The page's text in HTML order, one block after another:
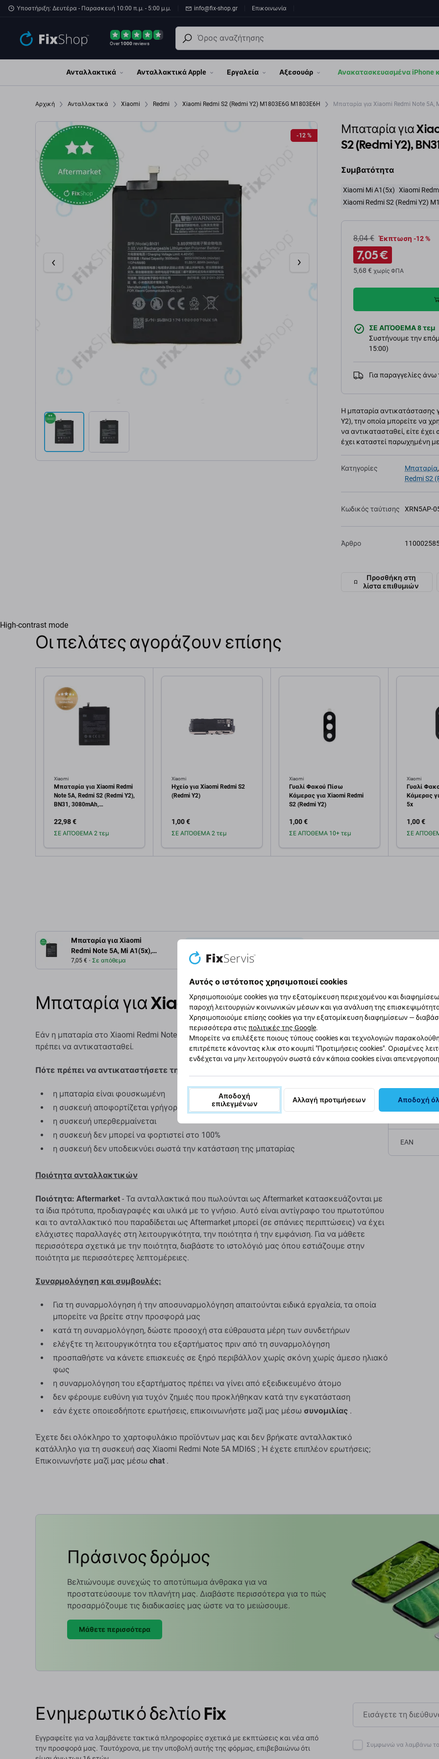
Παράβλεψη στο κύριο περιεχόμενο
Υποστήριξη: Δευτέρα - Παρασκευή 10:00 π.μ. - 5:00 μ.μ. info@fix-shop.gr Επικοινωνία
Over1000reviews
Ανταλλακτικά Ανταλλακτικά Apple Εργαλεία Αξεσουάρ Ανακατασκευασμένα iPhone
Αρχική Ανταλλακτικά Xiaomi Redmi Xiaomi Redmi S2 (Redmi Y2) M1803E6G M1803E6H Μπαταρία για Xiaomi Redmi Note 5A,
-12 %
-12 %
Μπαταρία για
S2 (Redmi Y2),
Συμβατότητα
Xiaomi Mi A1(5x) Xiaomi
Xiaomi Redmi S2 (Redmi Y2)
8,04 € Έκπτωση -12 %
7,05 €
5,68 € χωρίς ΦΠΑ
ΣΕ ΑΠΌΘΕΜΑ 8 τεμ
Συστήνουμε την
15:00)
Για παραγγελίες
Η μπαταρία αντικατάστασης
Y2), την οποία μπορείτε να
να αντικατασταθεί, είτε
έχει καταστεί παρωχημένη
Κατηγορίες Μπαταρία,
Redmi S2
Κωδικός ταύτισης XRN5AP-
Άρθρο
Προσθήκη στη
λίστα επιθυμιών
High-contrast mode
Οι πελάτες αγοράζουν επίσης
Xiaomi
Μπαταρία για Xiaomi Redmi
Note 5A, Redmi S2 (Redmi Y2),
BN31, 3080mAh,
22,98 €
ΣΕ ΑΠΌΘΕΜΑ 2 τεμ
Xiaomi
Ηχείο για Xiaomi Redmi S2
(Redmi Y2)
1,00 €
ΣΕ ΑΠΌΘΕΜΑ 2 τεμ
Xiaomi
Γυαλί Φακού Πίσω
Κάμερας για Xiaomi Redmi
S2 (Redmi Y2)
1,00 €
ΣΕ ΑΠΌΘΕΜΑ 10+ τεμ
Xiaomi
Γυαλί
Κάμερας
5x
1,00 €
ΣΕ
Μπαταρία για Xiaomi
Redmi Note 5A, Mi A1(5x),
Redmi S2 (Redmi Y2), BN31,
3080mAh
7,05 € Σε απόθεμα
Περιγραφή και προδιαγραφές
Μπαταρία για Xiaomi Redmi Note 5A MDI6S
Εάν η μπαταρία στο Xiaomi Redmi Note 5A MDI6S έχει φουσκώσει ή έχει χάσει χωρητικότητα,
πρέπει να αντικατασταθεί.
Πότε πρέπει να αντικαταστήσετε την μπαταρία;
η μπαταρία είναι φουσκωμένη
η συσκευή αποφορτίζεται γρήγορα
η συσκευή υπερθερμαίνεται
η συσκευή δεν μπορεί να φορτιστεί στο 100%
η συσκευή δεν υποδεικνύει σωστά την κατάσταση της μπαταρίας
Ποιότητα ανταλλακτικών
Ποιότητα: Aftermarket - Τα ανταλλακτικά που πωλούνται ως Aftermarket κατασκευάζονται με
τα ίδια πρότυπα, προδιαγραφές και υλικά με το γνήσιο. Αυτό είναι αντίγραφο του πρωτοτύπου
και το ανταλλακτικό που παραδίδεται ως Aftermarket μπορεί (σε σπάνιες περιπτώσεις) να έχει
ελάχιστες παραλλαγές στη λειτουργικότητα, την ποιότητα ή την εμφάνιση. Για να μάθετε
περισσότερα σχετικά με την ποιότητα, διαβάστε το ιστολόγιό μας όπου εστιάζουμε στην
ποιότητα με περισσότερες λεπτομέρειες.
Συναρμολόγηση και συμβουλές:
Για τη συναρμολόγηση ή την αποσυναρμολόγηση απαιτούνται ειδικά εργαλεία, τα οποία
μπορείτε να βρείτε στην προσφορά μας
κατά τη συναρμολόγηση, δώστε προσοχή στα εύθραυστα μέρη των συνδετήρων
ελέγξτε τη λειτουργικότητα του εξαρτήματος πριν από τη συναρμολόγηση
προσπαθήστε να κάνετε επισκευές σε ξηρό περιβάλλον χωρίς σκόνη χωρίς άμεσο ηλιακό
φως
η συναρμολόγηση του εξαρτήματος πρέπει να γίνει από εξειδικευμένο άτομο
δεν φέρουμε ευθύνη για τυχόν ζημιές που προκλήθηκαν κατά την εγκατάσταση
εάν έχετε οποιεσδήποτε ερωτήσεις, επικοινωνήστε μαζί μας μέσω συνομιλίας .
Έχετε δει ολόκληρο το χαρτοφυλάκιο προϊόντων μας και δεν βρήκατε ανταλλακτικό
κατάλληλο για τη συσκευή σας Xiaomi Redmi Note 5A MDI6S ; Ή έχετε επιπλέον ερωτήσεις;
Επικοινωνήστε μαζί μας μέσω chat .
Τύπος
Κατηγορία
EAN
Πράσινος δρόμος
Βελτιώνουμε συνεχώς το αποτύπωμα άνθρακα για να
προστατεύσουμε τον πλανήτη μας. Διαβάστε περισσότερα για το πώς
προσαρμόζουμε τις διαδικασίες μας ώστε να το μειώσουμε.
Μάθετε περισσότερα
Ενημερωτικό δελτίο Fix
Εγγραφείτε για να λαμβάνετε τακτικά πληροφορίες σχετικά με εκπτώσεις και νέα από
την προσφορά μας. Ταυτόχρονα, με την υποβολή αυτής της φόρμας, επιβεβαιώνω ότι
Συμφωνώ να λαμβάνω το
Αυτός ο ιστότοπος χρησιμοποιεί cookies
Χρησιμοποιούμε cookies για την εξατομίκευση περιεχομένου και
παροχή λειτουργιών κοινωνικών μέσων και για ανάλυση της
Χρησιμοποιούμε επίσης cookies για την εξατομίκευση διαφημίσεων —
περισσότερα στις πολιτικές της Google.
Μπορείτε να επιλέξετε ποιους τύπους cookies και τεχνολογιών
επιτρέπετε κάνοντας κλικ στο κουμπί "Προτιμήσεις cookies". Ορισμένες
ενδέχεται να μην λειτουργούν σωστά εάν κάποια cookies είναι
Αποδοχή
επιλεγμένων
Αλλαγή προτιμήσεων Αποδοχή